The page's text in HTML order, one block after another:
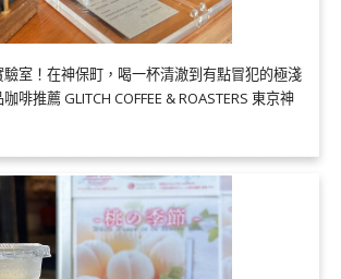
室！在神保町，喝一杯清澈到有點冒犯的極淺
啡推薦 GLITCH COFFEE & ROASTERS 東京神